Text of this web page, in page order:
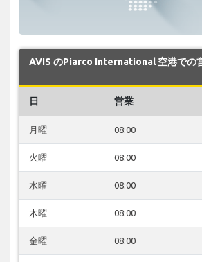
AVIS のPiarco International 空港での
日 営業
月曜 08:00
火曜 08:00
水曜 08:00
木曜 08:00
金曜 08:00